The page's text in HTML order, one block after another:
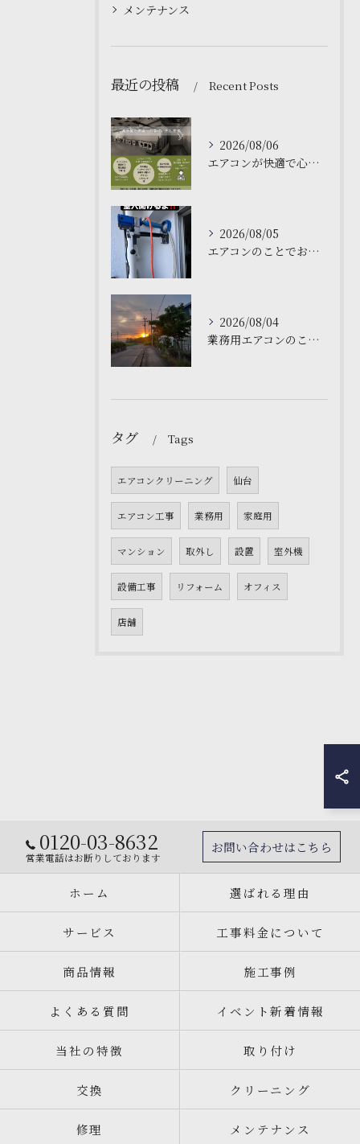
メンテナンス
最近の投稿 Recent Posts
2026/08/06
エアコンが快適で心地よい空間を作ります❄️
2026/08/05
エアコンのことでお困りですか❓仙台の私たちにお任せください。
2026/08/04
業務用エアコンのことでお困りですか？私たちは関東、東北仙台で...
タグ Tags
エアコンクリーニング 仙台
エアコン工事 業務用 家庭用
マンション 取外し 設置 室外機
設備工事 リフォーム オフィス
店舗
0120-03-8632
営業電話はお断りしております
お問い合わせはこちら
ホーム 選ばれる理由
サービス 工事料金について
商品情報 施工事例
よくある質問 イベント新着情報
当社の特徴 取り付け
交換 クリーニング
修理 メンテナンス